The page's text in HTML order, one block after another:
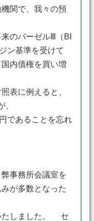
関で、我々の預
のバーゼルⅢ（BI
ン基準を受けて
内債権を買い増
表に例えると、
、
であることを忘れ
事務所会議室を
が多数となった
たしました。 セ